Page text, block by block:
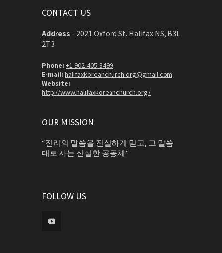
CONTACT US
Address - 2021 Oxford St. Halifax NS, B3L
2T3
Phone: +1 902-405-3499
E-mail: halifaxkoreanchurch.org@gmail.com
Website:
http://www.halifaxkoreanchurch.org/
OUR MISSION
“진리의 말씀을 진실하게 믿고, 그 말씀
대로 사는 신실한 공동체”
FOLLOW US